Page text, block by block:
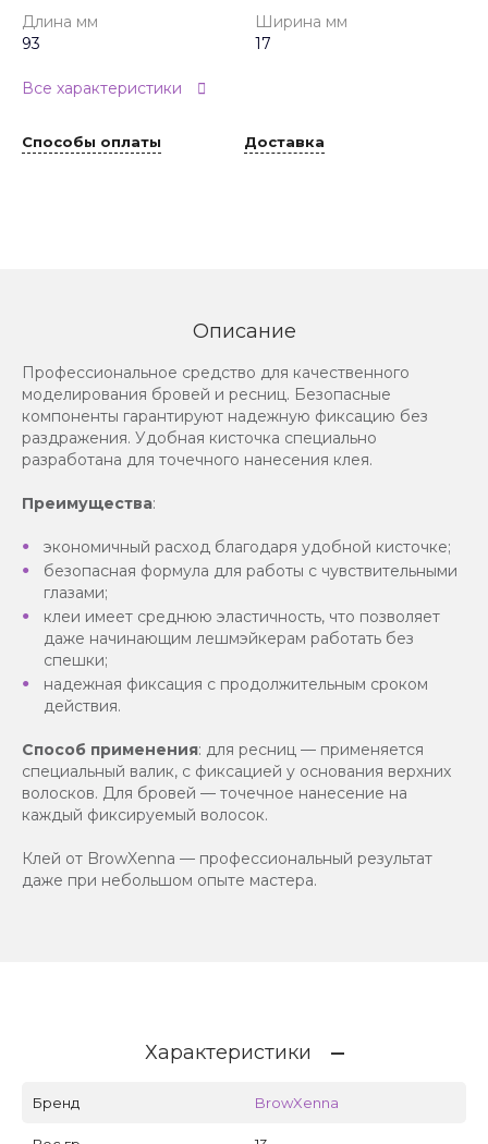
Длина мм
93
Ширина мм
17
Все характеристики
Способы оплаты Доставка
Описание
Профессиональное средство для качественного
моделирования бровей и ресниц. Безопасные
компоненты гарантируют надежную фиксацию без
раздражения. Удобная кисточка специально
разработана для точечного нанесения клея.
Преимущества:
экономичный расход благодаря удобной кисточке;
безопасная формула для работы с чувствительными
глазами;
клеи имеет среднюю эластичность, что позволяет
даже начинающим лешмэйкерам работать без
спешки;
надежная фиксация с продолжительным сроком
действия.
Способ применения: для ресниц — применяется
специальный валик, с фиксацией у основания верхних
волосков. Для бровей — точечное нанесение на
каждый фиксируемый волосок.
Клей от BrowXenna — профессиональный результат
даже при небольшом опыте мастера.
Характеристики
Бренд BrowXenna